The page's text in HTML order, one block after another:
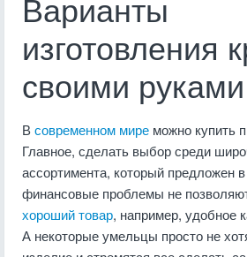
Варианты
изготовления
своими руками
Всовременном мире можно купить
Главное, сделать выбор среди
ассортимента, который предложен
финансовые проблемы не
хороший товар, например, удобное
А некоторые умельцы просто не